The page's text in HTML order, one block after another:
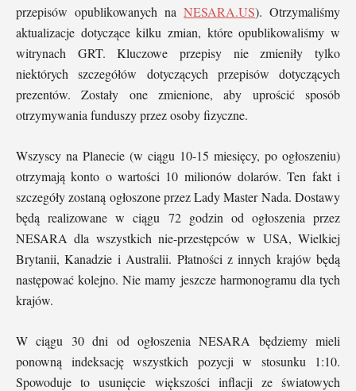
przepisów opublikowanych na NESARA.US). Otrzymaliśmy
aktualizacje dotyczące kilku zmian, które opublikowaliśmy w
witrynach GRT. Kluczowe przepisy nie zmieniły tylko
niektórych szczegółów dotyczących przepisów dotyczących
prezentów. Zostały one zmienione, aby uprościć sposób
otrzymywania funduszy przez osoby fizyczne.
Wszyscy na Planecie (w ciągu 10-15 miesięcy, po ogłoszeniu)
otrzymają konto o wartości 10 milionów dolarów. Ten fakt i
szczegóły zostaną ogłoszone przez Lady Master Nada. Dostawy
będą realizowane w ciągu 72 godzin od ogłoszenia przez
NESARA dla wszystkich nie-przestępców w USA, Wielkiej
Brytanii, Kanadzie i Australii. Płatności z innych krajów będą
następować kolejno. Nie mamy jeszcze harmonogramu dla tych
krajów.
W ciągu 30 dni od ogłoszenia NESARA będziemy mieli
ponowną indeksację wszystkich pozycji w stosunku 1:10.
Spowoduje to usunięcie większości inflacji ze światowych